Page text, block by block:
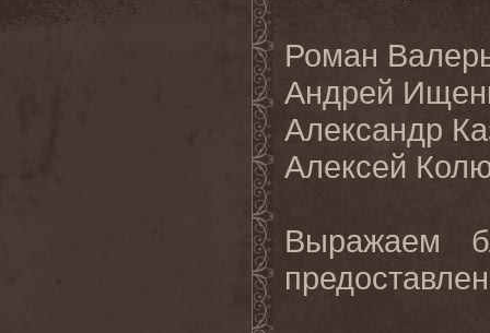
Роман
Андрей
Александр
Алексей
Выражаем